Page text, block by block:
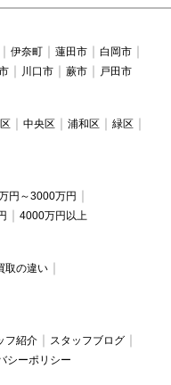
伊奈町 蓮田市
白岡市
川口市 蕨市 戸田市
中央区 浦和区
緑区
円～3000万円
4000万円以上
取の違い
フ紹介
スタッフブログ
シーポリシー